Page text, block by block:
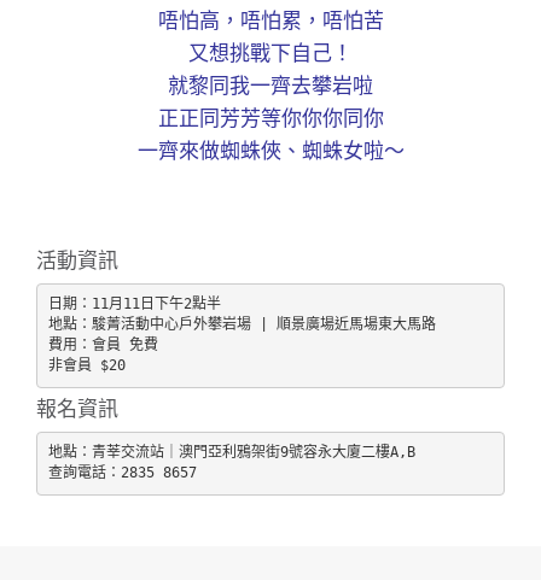
唔怕高，唔怕累，唔怕苦
又想挑戰下自己！
就黎同我一齊去攀岩啦
正正同芳芳等你你你同你️
一齊來做蜘蛛俠、蜘蛛女啦～
活動資訊
日期：11月11日下午2點半
地點：駿菁活動中心戶外攀岩場 | 順景廣場近馬場東大馬路
費用：會員 免費
非會員 $20
報名資訊
地點：青莘交流站｜澳門亞利鴉架街9號容永大廈二樓A,B
查詢電話：2835 8657